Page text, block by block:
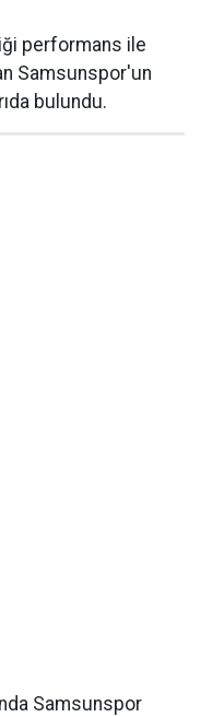
performans ile
Samsunspor'un
bulundu.
Samsunspor